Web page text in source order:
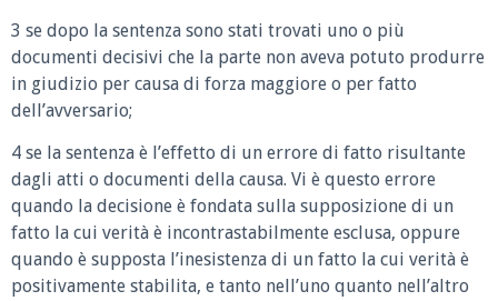
3 se dopo la sentenza sono stati trovati uno o più
documenti decisivi che la parte non aveva potuto produrre
in giudizio per causa di forza maggiore o per fatto
dell’avversario;
4 se la sentenza è l’effetto di un errore di fatto risultante
dagli atti o documenti della causa. Vi è questo errore
quando la decisione è fondata sulla supposizione di un
fatto la cui verità è incontrastabilmente esclusa, oppure
quando è supposta l’inesistenza di un fatto la cui verità è
positivamente stabilita, e tanto nell’uno quanto nell’altro